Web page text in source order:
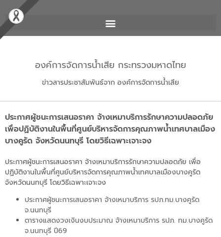
องค์การจัดการน้ำเสีย กระทรวงมหาดไทย
ข่าวสารประชาสัมพันธ์จาก องค์การจัดการน้ำเสีย
ประกาศผู้ชนะการเสนอราคา จ้างเหมาบริการรักษาความปลอดภัย
เพื่อปฏิบัติงานในพื้นที่ศูนย์บริหารจัดการคุณภาพน้ำเทศบาลเมือง
บางคูรัด จังหวัดนนทบุรี โดยวิธีเฉพาะเจาะจง
ประกาศผู้ชนะการเสนอราคา จ้างเหมาบริการรักษาความปลอดภัย เพื่อ
ปฏิบัติงานในพื้นที่ศูนย์บริหารจัดการคุณภาพน้ำเทศบาลเมืองบางคูรัด
จังหวัดนนทบุรี โดยวิธีเฉพาะเจาะจง
ประกาศผู้ชนะการเสนอราคา จ้างเหมาบริการ รปภ.ทม.บางคูรัด
จ.นนทบุรี
ตารางแสดงวงเงินงบประมาณ จ้างเหมาบริการ รปภ. ทม.บางคูรัด
จ.นนทบุรี ปี69